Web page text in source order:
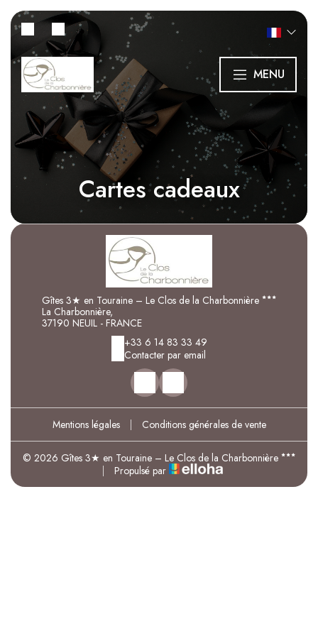
MENU
Cartes cadeaux
Gîtes 3★ en Touraine – Le Clos de la Charbonnière
La Charbonnière,
37190 NEUIL - FRANCE
+33 6 14 83 33 49
Contacter par email
Mentions légales | Conditions générales de vente
© 2026 Gîtes 3★ en Touraine – Le Clos de la Charbonnière
|
Propulsé par